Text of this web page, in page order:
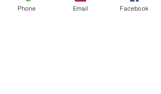
Imieniny obchodzą:
Phone Email Facebook